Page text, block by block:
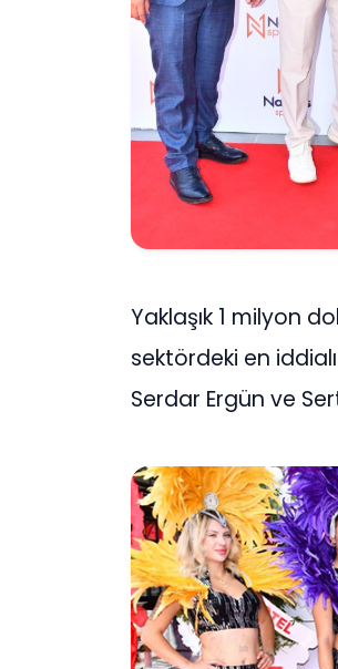
Yaklaşık 1 milyon
sektördeki en
Serdar Ergün ve